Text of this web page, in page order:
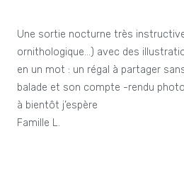
Une sortie nocturne très
ornithologique…) avec des
en un mot : un régal à partager
balade et son compte -rendu
à bientôt j’espère
Famille L.